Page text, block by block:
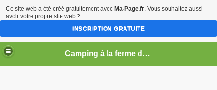
Camping à la ferme du lac de la Laure
Ce site web a été créé gratuitement avec Ma-Page.fr. Vous souhaitez aussi
avoir votre propre site web ?
INSCRIPTION GRATUITE